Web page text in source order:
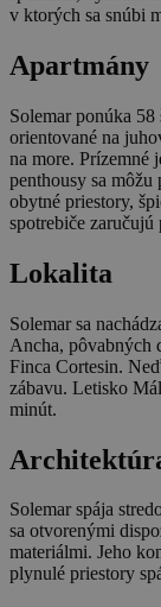
v ktorých sa snúbi
Apartmány
Solemar ponúka
orientované na
na more. Prízemné
penthousy sa
obytné priestory,
spotrebiče zaručujú
Lokalita
Solemar sa
Ancha, pôvabných
Finca Cortesin.
zábavu. Letisko
minút.
Solemar spája
sa otvorenými
materiálmi. Jeho
plynulé priestory